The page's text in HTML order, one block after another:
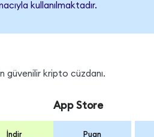
kullanılmaktadır.
güvenilir kripto cüzdanı.
İndir
App Store
Puan